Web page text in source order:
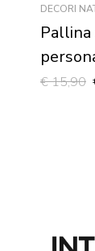
DECORI
LITTLE
€15,90